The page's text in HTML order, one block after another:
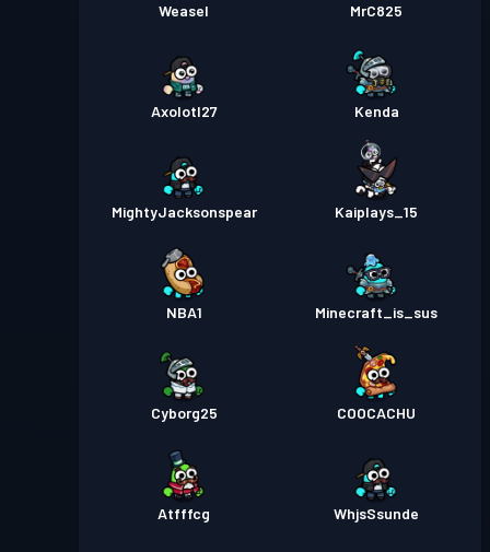
Weasel MrC825
Axolotl27 Kenda
MightyJacksonspear Kaiplays_15
NBA1 Minecraft_is_sus
Cyborg25 COOCACHU
Atfffcg WhjsSsunde